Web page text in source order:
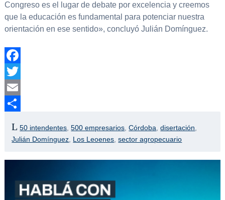
Congreso es el lugar de debate por excelencia y creemos
que la educación es fundamental para potenciar nuestra
orientación en ese sentido», concluyó Julián Domínguez.
Facebook
Twitter
Email
50 intendentes ,500 empresarios ,Córdoba ,disertación
Julián Domínguez Los Leoenes ,sector agropecuario